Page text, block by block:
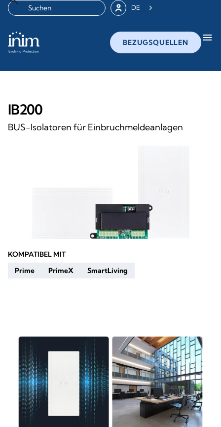
DE
BEZUGSQUELLEN menu
IB200
BUS-Isolatoren für Einbruchmeldeanlagen
KOMPATIBEL MIT
Prime
PrimeX SmartLiving